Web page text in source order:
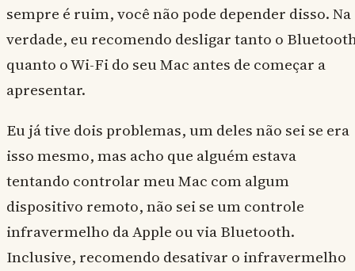
sempre é ruim, você não pode depender disso. Na
verdade, eu recomendo desligar tanto o
quanto o Wi-Fi do seu Mac antes de começar a
apresentar.
Eu já tive dois problemas, um deles não sei se era
isso mesmo, mas acho que alguém estava
tentando controlar meu Mac com algum
dispositivo remoto, não sei se um controle
infravermelho da Apple ou via Bluetooth.
Inclusive, recomendo desativar o infravermelho